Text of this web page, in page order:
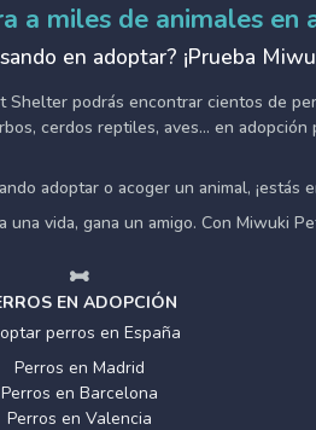
a miles de animales en
en adoptar? ¡Prueba
Shelter podrás encontrar cientos de
cerdos reptiles, aves... en
adoptar o acoger un animal, ¡estás
una vida, gana un amigo. Con Miwuki
EN ADOPCIÓN
perros en España
Perros en Madrid
Perros en Barcelona
Perros en Valencia